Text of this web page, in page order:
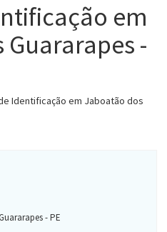
em
-
Identificação em Jaboatão dos
- PE